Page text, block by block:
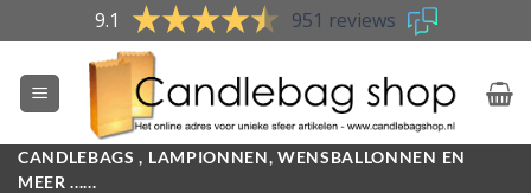
to
content
9.1 951 reviews
CANDLEBAGS , LAMPIONNEN, WENSBALLONNEN EN
MEER ......